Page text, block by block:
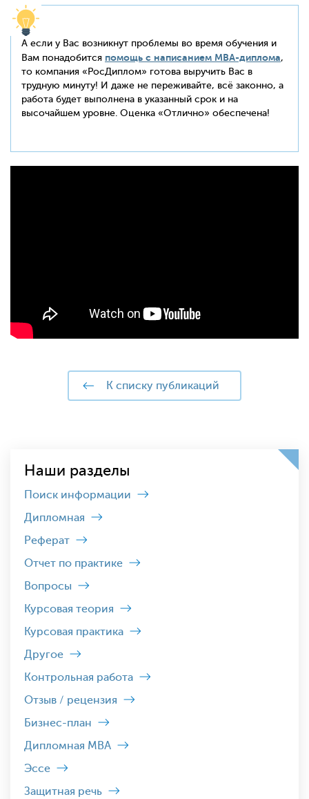
А если у Вас возникнут проблемы во время обучения и
Вам понадобится помощь с написанием MBA-диплома,
то компания «РосДиплом» готова выручить Вас в
трудную минуту! И даже не переживайте, всё законно, а
работа будет выполнена в указанный срок и на
высочайшем уровне. Оценка «Отлично» обеспечена!
к списку публикаций
Наши разделы
Поиск информации
Дипломная
Реферат
Отчет по практике
Вопросы
Курсовая теория
Курсовая практика
Другое
Контрольная работа
Отзыв / рецензия
Бизнес-план
Дипломная MBA
Эссе
Защитная речь